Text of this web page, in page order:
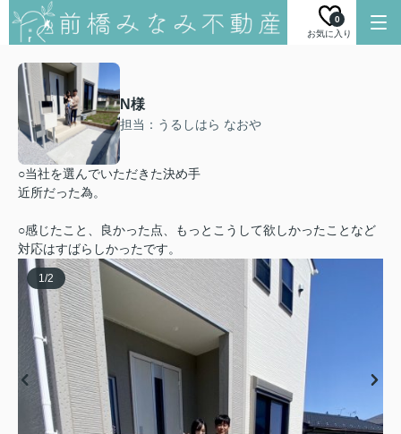
お気に入り
0
N様
担当：うるしはら なおや
○当社を選んでいただきた決め手
近所だった為。
○感じたこと、良かった点、もっとこうして欲しかったことなど
対応はすばらしかったです。
1/2